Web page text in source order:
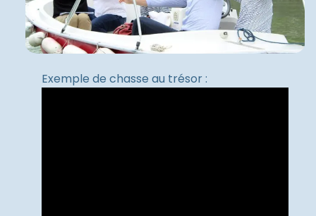
Exemple de chasse au trésor :